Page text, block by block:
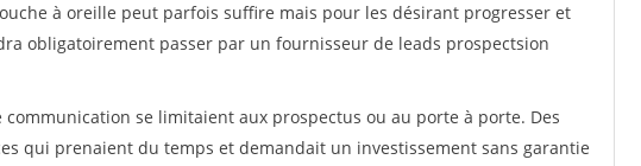
à oreille peut parfois suffire mais pour les désirant progresser et
obligatoirement passer par un fournisseur de leads prospectsion
se limitaient aux prospectus ou au porte à porte. Des
qui prenaient du temps et demandait un investissement sans garantie